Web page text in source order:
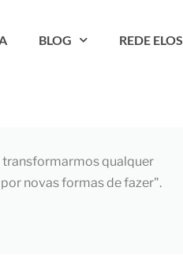
BLOG REDE ELOS
transformarmos qualquer
novas formas de fazer".